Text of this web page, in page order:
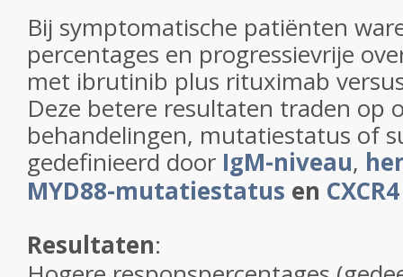
Bij symptomatische patiënten
percentages en progressievrije
met ibrutinib plus rituximab
Deze betere resultaten traden op
behandelingen, mutatiestatus of
gedefinieerd door IgM-niveau,
MYD88-mutatiestatus en
Resultaten: